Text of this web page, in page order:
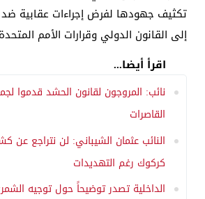
تكثيف جهودها لفرض إجراءات عقابية ضد
إلى القانون الدولي وقرارات الأمم
اقرأ أيضا...
نائب: المروجون لقانون الحشد قدموا
القاصرات
النائب عثمان الشيباني: لن نتراجع
كركوك رغم التهديدات
الداخلية تصدر توضيحاً حول توجيه